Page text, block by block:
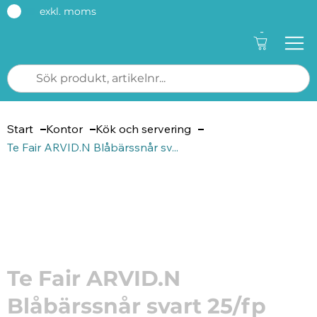
exkl. moms
-
Start Kontor
Kök och servering
Te Fair ARVID.N Blåbärssnår sv...
Te Fair ARVID.N
Blåbärssnår svart 25/fp